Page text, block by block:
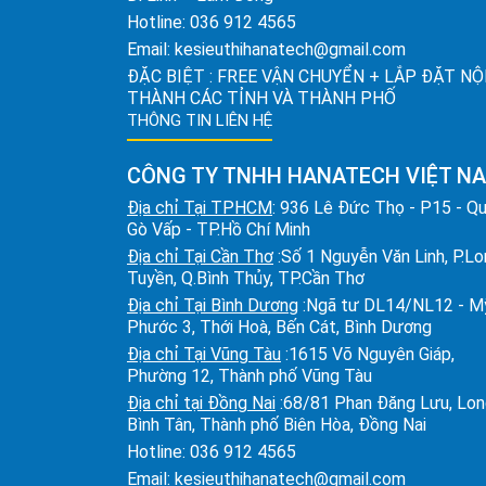
Hotline: 036 912 4565
Email: kesieuthihanatech@gmail.com
ĐẶC BIỆT : FREE VẬN CHUYỂN + LẮP ĐẶT
THÀNH CÁC TỈNH VÀ THÀNH PHỐ
THÔNG TIN LIÊN HỆ
CÔNG TY TNHH HANATECH VIỆT
Địa chỉ Tại TPHCM: 936 Lê Đức Thọ - P15 -
Gò Vấp - TP.Hồ Chí Minh
Địa chỉ Tại Cần Thơ :Số 1 Nguyễn Văn Linh,
Tuyền, Q.Bình Thủy, TP.Cần Thơ
Địa chỉ Tại Bình Dương :Ngã tư DL14/NL12 -
Phước 3, Thới Hoà, Bến Cát, Bình Dương
Địa chỉ Tại Vũng Tàu :1615 Võ Nguyên Giáp,
Phường 12, Thành phố Vũng Tàu
Địa chỉ tại Đồng Nai :68/81 Phan Đăng Lưu,
Bình Tân, Thành phố Biên Hòa, Đồng Nai
Hotline: 036 912 4565
Email: kesieuthihanatech@gmail.com